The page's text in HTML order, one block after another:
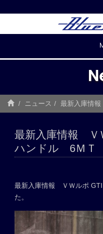
ニュース 最新入庫情報
最新入庫情報
ハンドル 6ＭＴ
最新入庫情報 ＶＷルポ GTI
た。